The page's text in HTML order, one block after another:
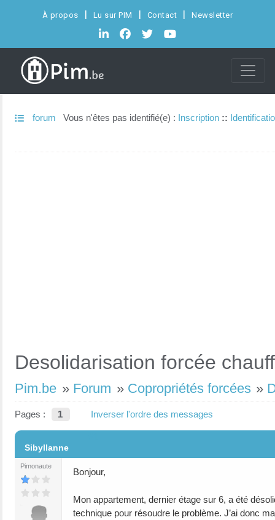
À propos Lu sur PIM Contact Newsletter
forum Vous n'êtes pas identifié(e) : Inscription ::
Desolidarisation forcée
Pim.be » Forum » Copropriétés forcées »
Pages : 1 Inverser l'ordre des messages
Sibyllanne
Pimonaute
Bonjour,
Mon appartement, dernier étage sur 6, a été
technique pour résoudre le problème. J’ai donc